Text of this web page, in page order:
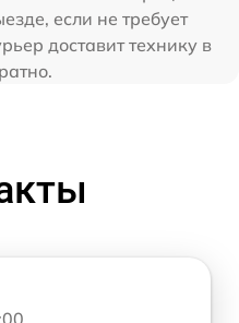
если не требует
доставит технику в